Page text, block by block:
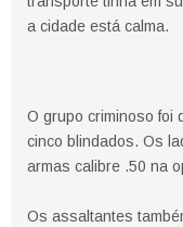
a cidade está calma.
O grupo criminoso foi
cinco blindados. Os
armas calibre .50 na
Os assaltantes